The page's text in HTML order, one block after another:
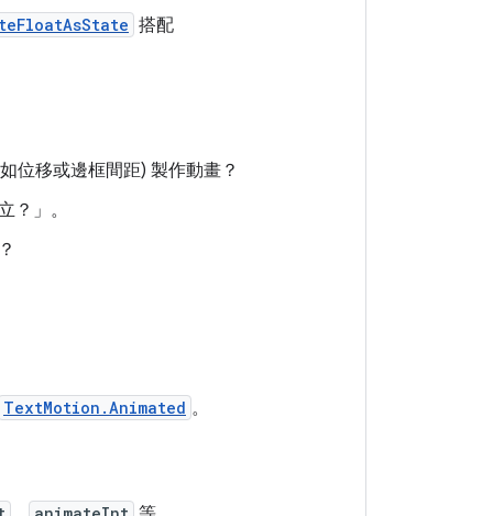
搭配
位移或邊框間距) 製作動畫？
？」。
TextMotion.Animated 。